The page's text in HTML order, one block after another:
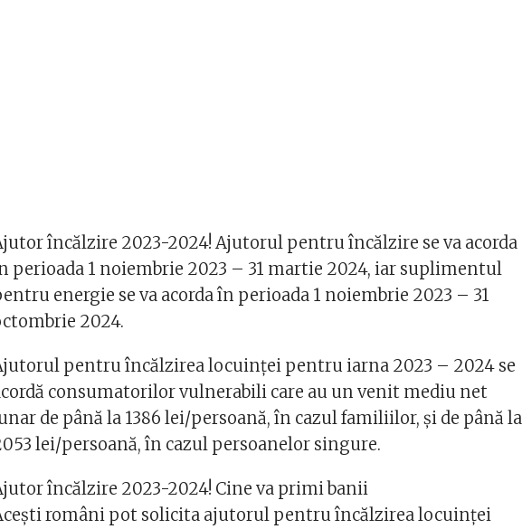
încălzire 2023-2024! Ajutorul pentru încălzire se va acorda
perioada 1 noiembrie 2023 – 31 martie 2024, iar suplimentul
energie se va acorda în perioada 1 noiembrie 2023 – 31
2024.
pentru încălzirea locuinței pentru iarna 2023 – 2024 se
consumatorilor vulnerabili care au un venit mediu net
de până la 1386 lei/persoană, în cazul familiilor, și de până la
lei/persoană, în cazul persoanelor singure.
încălzire 2023-2024! Cine va primi banii
români pot solicita ajutorul pentru încălzirea locuinței